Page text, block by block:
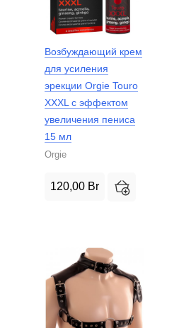
Возбуждающий крем
для усиления
эрекции Orgie Touro
XXXL с эффектом
увеличения пениса
15 мл
Orgie
120,00 Br